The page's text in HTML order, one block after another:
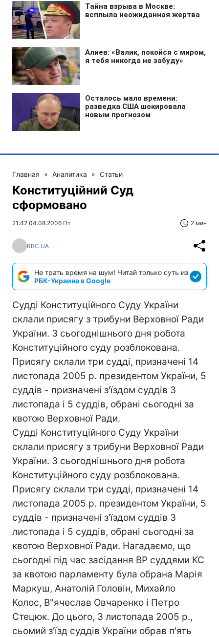
Главная » Аналитика » Статьи
Конституційний Суд
сформовано
21:42 04.08.2006 Пт 2 мин
RBC.UA
Не трать время на шум! Читай только суть из
РБК-Украина в Google
Судді Конституційного Суду України
склали присягу з трибуни Верховної Ради
України. З сьогоднішнього дня робота
Конституційного суду розблокована.
Присягу склали три судді, призначені 14
листопада 2005 р. президентом України, 5
суддів - призначені з'їздом суддів 3
листопада і 5 суддів, обрані сьогодні за
квотою Верховної Ради.
Судді Конституційного Суду України
склали присягу з трибуни Верховної Ради
України. З сьогоднішнього дня робота
Конституційного суду розблокована.
Присягу склали три судді, призначені 14
листопада 2005 р. президентом України, 5
суддів - призначені з'їздом суддів 3
листопада і 5 суддів, обрані сьогодні за
квотою Верховної Ради. Нагадаємо, що
сьогодні під час засідання ВР суддями КС
за квотою парламенту була обрана Марія
Маркуш, Анатолій Головін, Михайло
Колос, В"ячеслав Овчаренко і Петро
Стецюк. До цього, 3 листопада 2005 р.,
сьомий з'їзд суддів України обрав п'ять